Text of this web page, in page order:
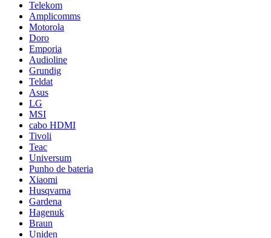
Telekom
Amplicomms
Motorola
Doro
Emporia
Audioline
Grundig
Teldat
Asus
LG
MSI
cabo HDMI
Tivoli
Teac
Universum
Punho de bateria
Xiaomi
Husqvarna
Gardena
Hagenuk
Braun
Uniden